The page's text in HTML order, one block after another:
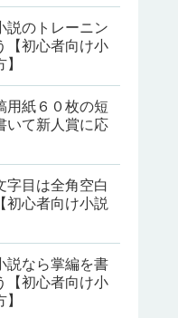
説のトレーニン
【初心者向け小
用紙６０枚の短
いて新人賞に応
字目は全角空白
初心者向け小説
説なら掌編を書
【初心者向け小